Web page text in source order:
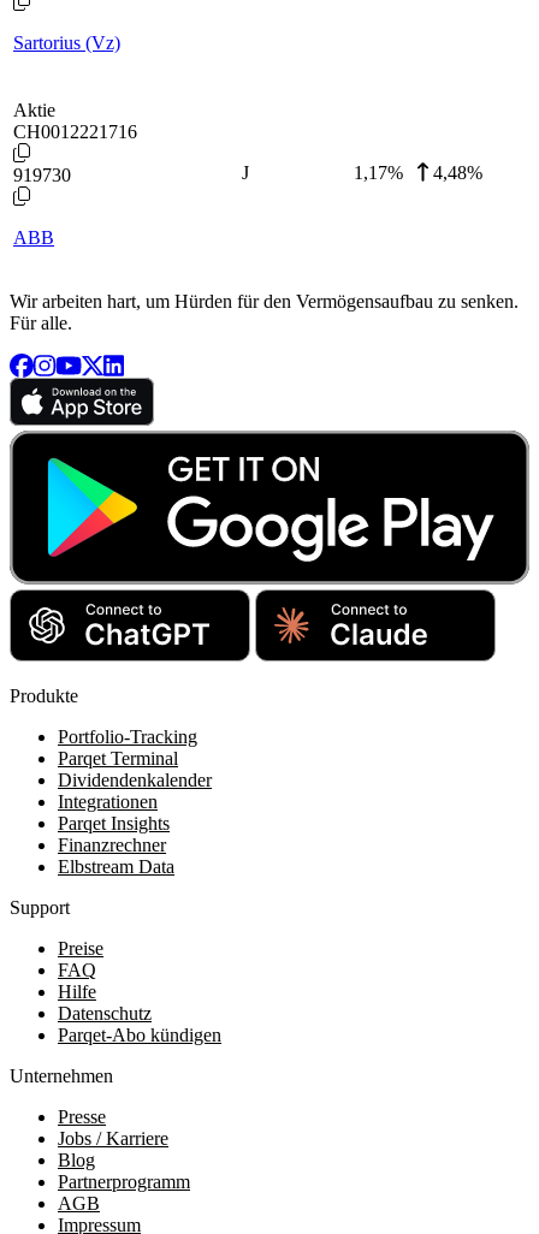
Sartorius (Vz)
Aktie
CH0012221716
919730
ABB
J 1,17% 4,48%
Wir arbeiten hart, um Hürden für den Vermögensaufbau zu senken.
Für alle.
Produkte
Portfolio-Tracking
Parqet Terminal
Dividendenkalender
Integrationen
Parqet Insights
Finanzrechner
Elbstream Data
Support
Preise
FAQ
Hilfe
Datenschutz
Parqet-Abo kündigen
Unternehmen
Presse
Jobs / Karriere
Blog
Partnerprogramm
AGB
Impressum